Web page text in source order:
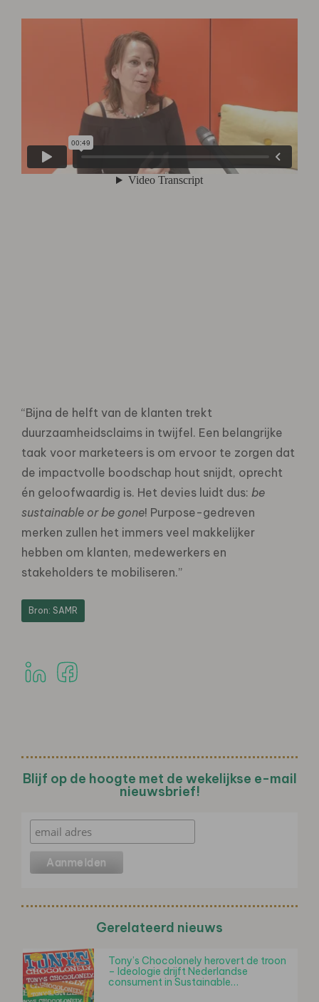
“Bijna de helft van de klanten trekt
duurzaamheidsclaims in twijfel. Een belangrijke
taak voor marketeers is om ervoor te zorgen dat
de impactvolle boodschap hout snijdt, oprecht
én geloofwaardig is. Het devies luidt dus: be
sustainable or be gone! Purpose-gedreven
merken zullen het immers veel makkelijker
hebben om klanten, medewerkers en
stakeholders te mobiliseren.”
Bron: SAMR
Blijf op de hoogte met de wekelijkse e-mail
nieuwsbrief!
Gerelateerd nieuws
Tony’s Chocolonely herovert de troon
– Ideologie drijft Nederlandse
consument in Sustainable…